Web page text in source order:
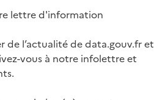
lettre d'information
de l’actualité de data.gouv.fr et
vous à notre infolettre et